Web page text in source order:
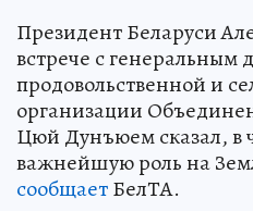
Президент Беларуси
встрече с генеральным
продовольственной и
организации
Цюй Дунъюем сказал, в
важнейшую роль на
сообщаетБелТА.